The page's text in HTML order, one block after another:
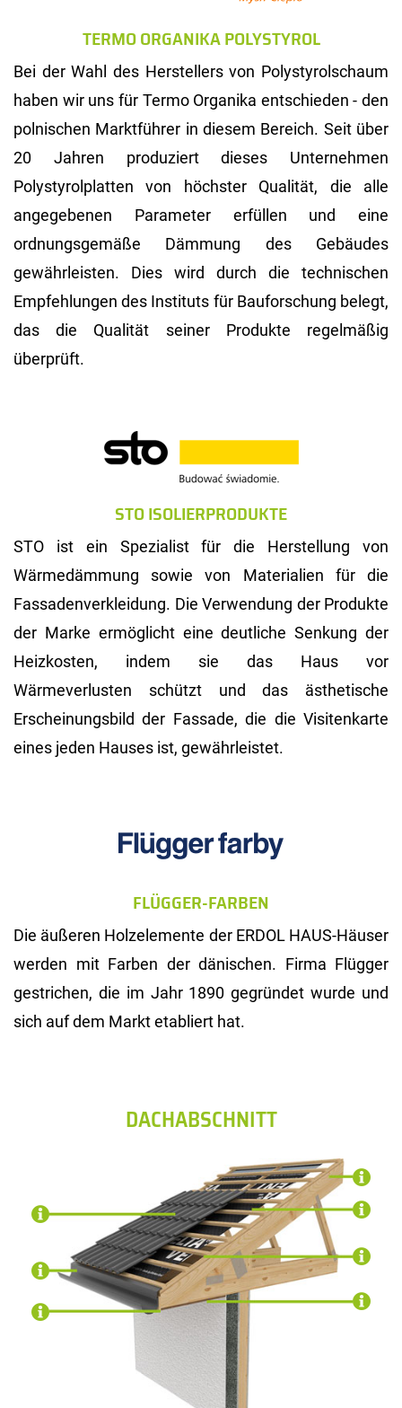
TERMO ORGANIKA POLYSTYROL
Bei der Wahl des Herstellers von Polystyrolschaum
haben wir uns für Termo Organika entschieden - den
polnischen Marktführer in diesem Bereich. Seit über
20 Jahren produziert dieses Unternehmen
Polystyrolplatten von höchster Qualität, die alle
angegebenen Parameter erfüllen und eine
ordnungsgemäße Dämmung des Gebäudes
gewährleisten. Dies wird durch die technischen
Empfehlungen des Instituts für Bauforschung belegt,
das die Qualität seiner Produkte regelmäßig
überprüft.
STO ISOLIERPRODUKTE
STO ist ein Spezialist für die Herstellung von
Wärmedämmung sowie von Materialien für die
Fassadenverkleidung. Die Verwendung der Produkte
der Marke ermöglicht eine deutliche Senkung der
Heizkosten, indem sie das Haus vor
Wärmeverlusten schützt und das ästhetische
Erscheinungsbild der Fassade, die die Visitenkarte
eines jeden Hauses ist, gewährleistet.
FLÜGGER-FARBEN
Die äußeren Holzelemente der ERDOL HAUS-Häuser
werden mit Farben der dänischen. Firma Flügger
gestrichen, die im Jahr 1890 gegründet wurde und
sich auf dem Markt etabliert hat.
DACHABSCHNITT